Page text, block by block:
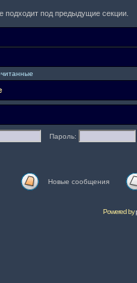
подходит под предыдущие секции.
Пароль:
Новые сообщения
Powered by